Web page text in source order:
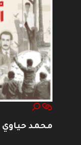
محمد حياوي